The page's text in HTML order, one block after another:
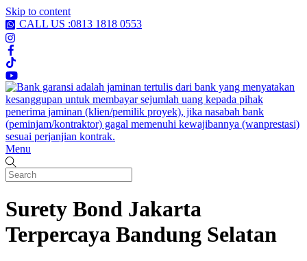
Skip to content
CALL US :0813 1818 0553
Menu
Surety Bond Jakarta
Terpercaya Bandung Selatan